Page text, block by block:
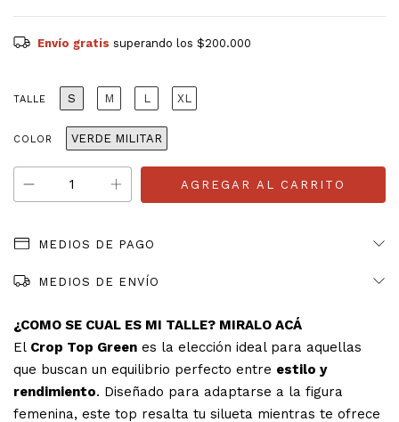
Envío gratis superando los $200.000
TALLE S M L XL
COLOR VERDE MILITAR
MEDIOS DE PAGO
MEDIOS DE ENVÍO
¿COMO SE CUAL ES MI TALLE? MIRALO ACÁ
El Crop Top Green es la elección ideal para aquellas
que buscan un equilibrio perfecto entre estilo y
rendimiento. Diseñado para adaptarse a la figura
femenina, este top resalta tu silueta mientras te ofrece